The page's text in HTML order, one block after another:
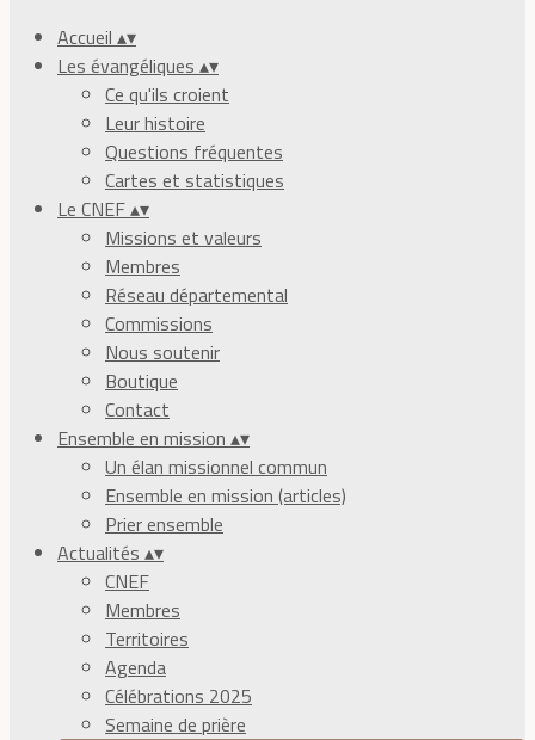
Accueil ▴▾
Les évangéliques ▴▾
Ce qu'ils croient
Leur histoire
Questions fréquentes
Cartes et statistiques
Le CNEF▴▾
Missions et valeurs
Membres
Réseau départemental
Commissions
Nous soutenir
Boutique
Contact
Ensemble en mission ▴▾
Un élan missionnel commun
Ensemble en mission (articles)
Prier ensemble
Actualités ▴▾
CNEF
Membres
Territoires
Agenda
Célébrations 2025
Semaine de prière